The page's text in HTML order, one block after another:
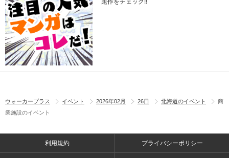
題作をチェック!!
ウォーカープラス イベント 2026年02月 26日 北海道のイベント
商
業施設のイベント
利用規約 プライバシーポリシー